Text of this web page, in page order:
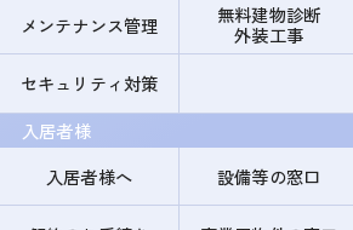
メンテナンス管理
無料建物診断
外装工事
セキュリティ対策
入居者様
入居者様へ
設備等の窓口